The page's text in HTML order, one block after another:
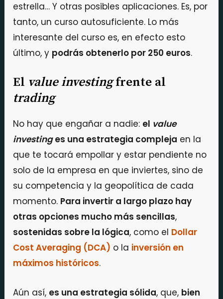
estrella… Y otras posibles aplicaciones. Es, por
tanto, un curso autosuficiente. Lo más
interesante del curso es, en efecto esto
último, y podrás obtenerlo por 250 euros.
El value investingfrente al
trading
No hay que engañar a nadie: el value
investinges una estrategia compleja en la
que te tocará empollar y estar pendiente no
solo de la empresa en que inviertes, sino de
su competencia y la geopolítica de cada
momento. Para invertir a largo plazo hay
otras opciones mucho más sencillas,
sostenidas sobre la lógica, como el Dollar
Cost Averaging (DCA) o la inversión en
máximos históricos.
Aún así, es una estrategia sólida, que, bien